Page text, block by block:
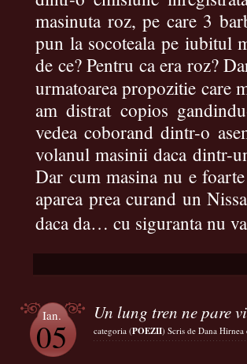
masinuta roz, pe care 3
pun la socoteala pe iubitul
de ce? Pentru ca era roz?
urmatoarea propozitie care
am distrat copios
vedea coborand dintr-o
volanul masinii daca dintr-
Dar cum masina nu e
aparea prea curand un
daca da… cu siguranta nu
Ian.
05
Un lung tren ne pare
categoria (POEZII) Scris de Dana